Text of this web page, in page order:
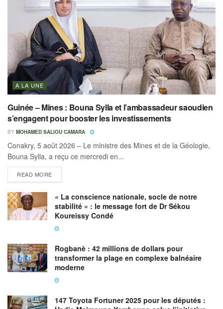
A LA UNE
Guinée – Mines : Bouna Sylla et l’ambassadeur saoudien
s’engagent pour booster les investissements
BY MOHAMED SALIOU CAMARA
Conakry, 5 août 2026 – Le ministre des Mines et de la Géologie,
Bouna Sylla, a reçu ce mercredi en...
READ MORE
« La conscience nationale, socle de notre
stabilité » : le message fort de Dr Sékou
Koureissy Condé
Rogbanè : 42 millions de dollars pour
transformer la plage en complexe balnéaire
moderne
147 Toyota Fortuner 2025 pour les députés :